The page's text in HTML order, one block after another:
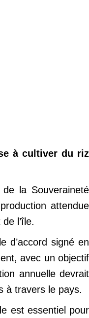
à cultiver du riz
la Souveraineté
attendue
l’île.
d’accord signé en
avec un objectif
annuelle devrait
à travers le pays.
est essentiel pour